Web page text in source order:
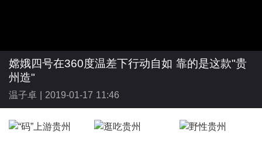
l
a
嫦娥四号在360度温差下行动自如 靠的是这款"贵
州造"
温子卓 | 2019-01-17 11:46